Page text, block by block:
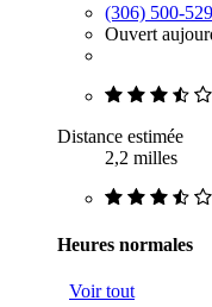
(306) 500-
Ouvert
Distance estimée
2,2 milles
Heures normales
Voir tout